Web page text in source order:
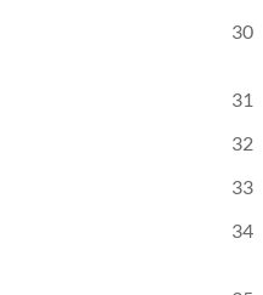
30
31
32
33
34